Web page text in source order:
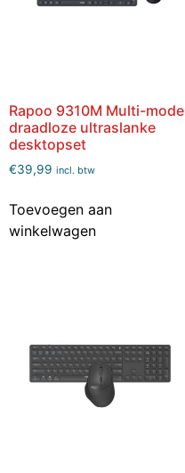
Rapoo 9310M Multi-mode
draadloze ultraslanke
desktopset
€39,99 incl. btw
Toevoegen aan
winkelwagen